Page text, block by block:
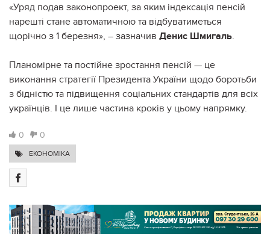
«Уряд подав законопроект, за яким індексація пенсій
нарешті стане автоматичною та відбуватиметься
щорічно з 1 березня», – зазначив Денис Шмигаль.
Планомірне та постійне зростання пенсій — це
виконання стратегії Президента України щодо боротьби
з бідністю та підвищення соціальних стандартів для всіх
українців. І це лише частина кроків у цьому напрямку.
0 0
ЕКОНОМІКА